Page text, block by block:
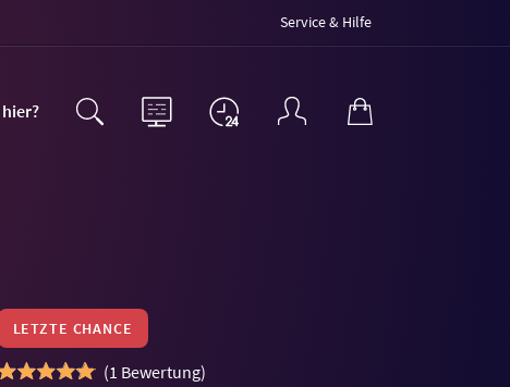
Service & Hilfe
LETZTE CHANCE
(1 Bewertung)